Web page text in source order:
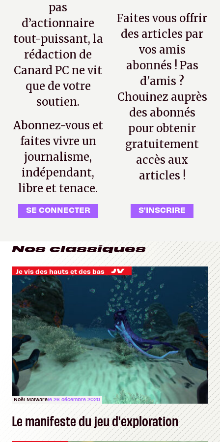
pas
d’actionnaire
tout-puissant, la
rédaction de
Canard PC ne vit
que de votre
soutien.
Abonnez-vous et
faites vivre un
journalisme,
indépendant,
libre et tenace.
SE CONNECTER
Faites vous offrir
des articles par
vos amis
abonnés ! Pas
d'amis ?
Chouinez auprès
des abonnés
pour obtenir
gratuitement
accès aux
articles !
S'INSCRIRE
Nos classiques
Je vis des hauts et des bas
Noël Malwarele 26 décembre 2020
Le manifeste du jeu d'exploration